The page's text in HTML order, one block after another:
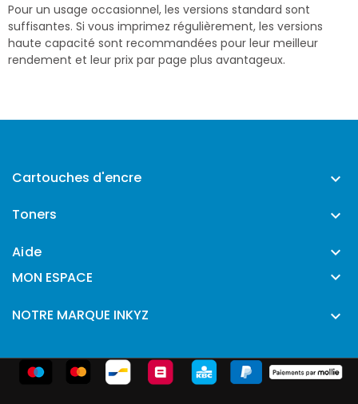
Pour un usage occasionnel, les versions standard sont
suffisantes. Si vous imprimez régulièrement, les versions
haute capacité sont recommandées pour leur meilleur
rendement et leur prix par page plus avantageux.
Cartouches d'encre 
Toners 
Aide 
MON ESPACE 
NOTRE MARQUE INKYZ 